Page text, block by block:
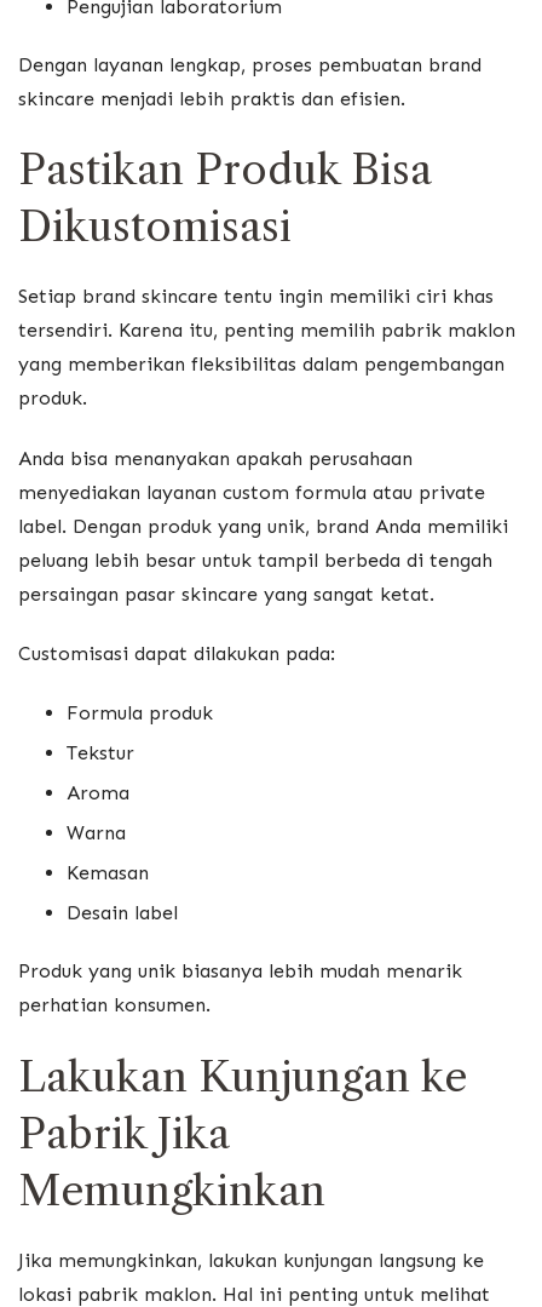
Pengujian laboratorium
Dengan layanan lengkap, proses pembuatan brand
skincare menjadi lebih praktis dan efisien.
Pastikan Produk Bisa
Dikustomisasi
Setiap brand skincare tentu ingin memiliki ciri khas
tersendiri. Karena itu, penting memilih pabrik maklon
yang memberikan fleksibilitas dalam pengembangan
produk.
Anda bisa menanyakan apakah perusahaan
menyediakan layanan custom formula atau private
label. Dengan produk yang unik, brand Anda memiliki
peluang lebih besar untuk tampil berbeda di tengah
persaingan pasar skincare yang sangat ketat.
Customisasi dapat dilakukan pada:
Formula produk
Tekstur
Aroma
Warna
Kemasan
Desain label
Produk yang unik biasanya lebih mudah menarik
perhatian konsumen.
Lakukan Kunjungan ke
Pabrik Jika
Memungkinkan
Jika memungkinkan, lakukan kunjungan langsung ke
lokasi pabrik maklon. Hal ini penting untuk melihat